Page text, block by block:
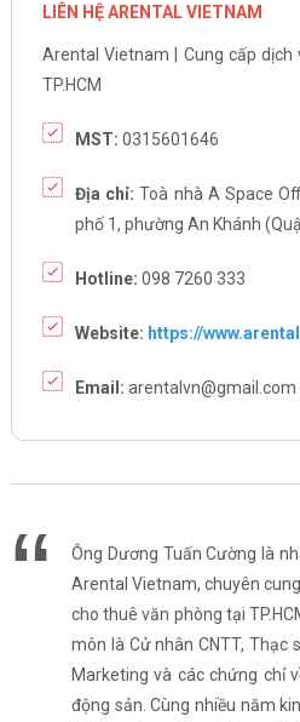
LIÊN HỆ ARENTAL VIETNAM
Arental Vietnam | Cung cấp
TP.HCM
MST: 0315601646
Địa chỉ: Toà nhà A Space
phố 1, phường An Khánh
Hotline: 098 7260 333
Website: https://
Email: arentalvn@gmail.com
Ông Dương Tuấn Cường là
Arental Vietnam, chuyên
cho thuê văn phòng tại
môn là Cử nhân CNTT, Thạc
Marketing và các chứng chỉ
động sản. Cùng nhiều năm